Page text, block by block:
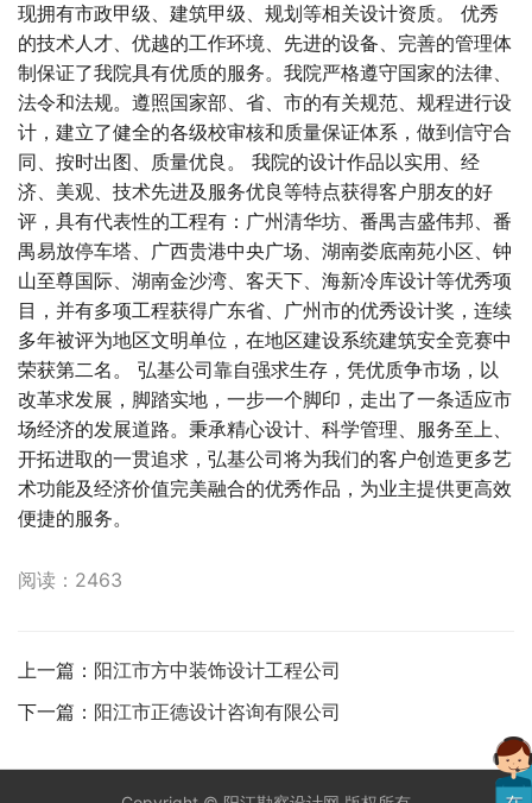
现拥有市政甲级、建筑甲级、规划等相关设计资质。 优秀
的技术人才、优越的工作环境、先进的设备、完善的管理体
制保证了我院具有优质的服务。我院严格遵守国家的法律、
法令和法规。遵照国家部、省、市的有关规范、规程进行设
计，建立了健全的各级校审核和质量保证体系，做到信守合
同、按时出图、质量优良。 我院的设计作品以实用、经
济、美观、技术先进及服务优良等特点获得客户朋友的好
评，具有代表性的工程有：广州清华坊、番禺吉盛伟邦、番
禺易放停车塔、广西贵港中央广场、湖南娄底南苑小区、钟
山至尊国际、湖南金沙湾、客天下、海新冷库设计等优秀项
目，并有多项工程获得广东省、广州市的优秀设计奖，连续
多年被评为地区文明单位，在地区建设系统建筑安全竞赛中
荣获第二名。 弘基公司靠自强求生存，凭优质争市场，以
改革求发展，脚踏实地，一步一个脚印，走出了一条适应市
场经济的发展道路。秉承精心设计、科学管理、服务至上、
开拓进取的一贯追求，弘基公司将为我们的客户创造更多艺
术功能及经济价值完美融合的优秀作品，为业主提供更高效
便捷的服务。
阅读：2463
上一篇： 阳江市方中装饰设计工程公司
下一篇： 阳江市正德设计咨询有限公司